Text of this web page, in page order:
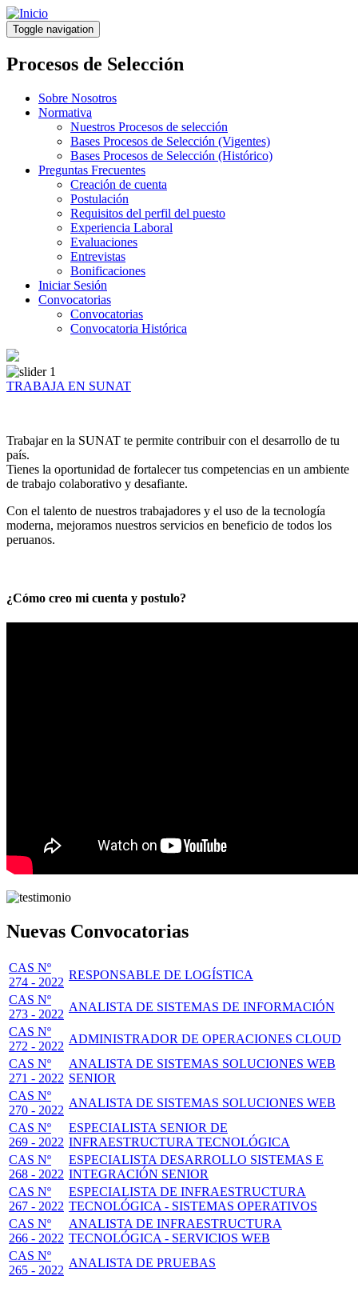
Pasar
al
contenido
principal
Toggle navigation
Procesos de Selección
Sobre Nosotros
Normativa
Nuestros Procesos de selección
Bases Procesos de Selección (Vigentes)
Bases Procesos de Selección (Histórico)
Preguntas Frecuentes
Creación de cuenta
Postulación
Requisitos del perfil del puesto
Experiencia Laboral
Evaluaciones
Entrevistas
Bonificaciones
Iniciar Sesión
Convocatorias
Convocatorias
Convocatoria Histórica
TRABAJA EN SUNAT
Trabajar en la SUNAT te permite contribuir con el desarrollo de tu
país.
Tienes la oportunidad de fortalecer tus competencias en un ambiente
de trabajo colaborativo y desafiante.
Con el talento de nuestros trabajadores y el uso de la tecnología
moderna, mejoramos nuestros servicios en beneficio de todos los
peruanos.
¿Cómo creo mi cuenta y postulo?
Nuevas Convocatorias
CAS Nº
274 - 2022
RESPONSABLE DE LOGÍSTICA
CAS Nº
273 - 2022
ANALISTA DE SISTEMAS DE INFORMACIÓN
CAS Nº
272 - 2022
ADMINISTRADOR DE OPERACIONES CLOUD
CAS Nº
271 - 2022
ANALISTA DE SISTEMAS SOLUCIONES WEB
SENIOR
CAS Nº
270 - 2022
ANALISTA DE SISTEMAS SOLUCIONES WEB
CAS Nº
269 - 2022
ESPECIALISTA SENIOR DE
INFRAESTRUCTURA TECNOLÓGICA
CAS Nº
268 - 2022
ESPECIALISTA DESARROLLO SISTEMAS E
INTEGRACIÓN SENIOR
CAS Nº
267 - 2022
ESPECIALISTA DE INFRAESTRUCTURA
TECNOLÓGICA - SISTEMAS OPERATIVOS
CAS Nº
266 - 2022
ANALISTA DE INFRAESTRUCTURA
TECNOLÓGICA - SERVICIOS WEB
CAS Nº
265 - 2022
ANALISTA DE PRUEBAS